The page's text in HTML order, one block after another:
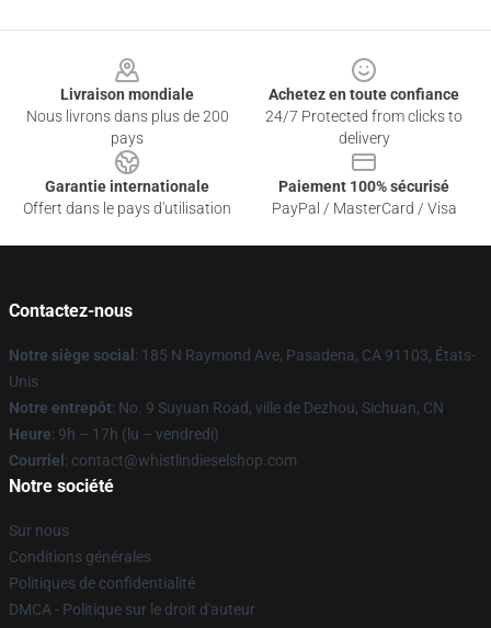
Livraison mondiale
Nous livrons dans plus de 200
pays
Achetez en toute confiance
24/7 Protected from clicks to
delivery
Garantie internationale
Offert dans le pays d'utilisation
Paiement 100% sécurisé
PayPal / MasterCard / Visa
Contactez-nous
Notre siège social : 185 N Raymond Ave, Pasadena, CA 91103, États-
Unis
Notre entrepôt: No. 9 Suyuan Road, ville de Dezhou, Sichuan, CN
Heure: 9h – 17h (lu – vendredi)
Courriel : contact@whistlindieselshop.com
Notre société
Sur nous
Conditions générales
Politiques de confidentialité
DMCA - Politique sur le droit d'auteur